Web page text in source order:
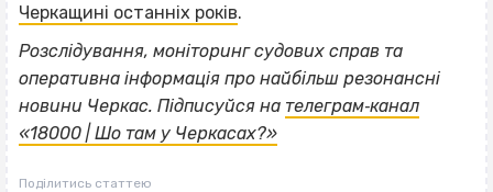
Черкащині останніх років.
Розслідування, моніторинг судових справ та
оперативна інформація про найбільш резонансні
новини Черкас. Підписуйся на телеграм‐канал
«18000 | Шо там у Черкасах?»
Поділитись статтею